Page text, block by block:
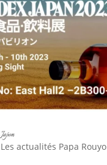
Les actualités Papa Rouyo